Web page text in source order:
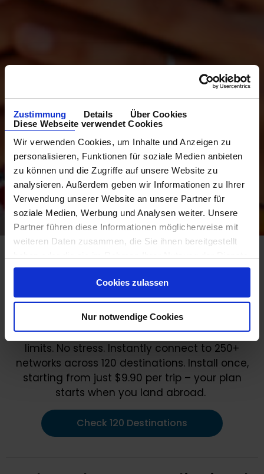
Zustimmung Details
Über Cookies
Diese Webseite verwendet Cookies
Wir verwenden Cookies, um Inhalte und Anzeigen zu
personalisieren, Funktionen für soziale Medien anbieten
zu können und die Zugriffe auf unsere Website zu
analysieren. Außerdem geben wir Informationen zu Ihrer
Verwendung unserer Website an unsere Partner für
soziale Medien, Werbung und Analysen weiter. Unsere
Partner führen diese Informationen möglicherweise mit
weiteren Daten zusammen, die Sie ihnen bereitgestellt
gesammelt haben.
Cookies zulassen
Nur notwendige Cookies